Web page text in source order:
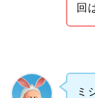
回
ミ